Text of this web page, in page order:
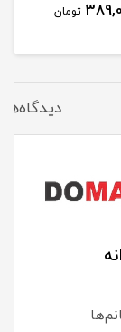
تومان
دیدگاه‌ها